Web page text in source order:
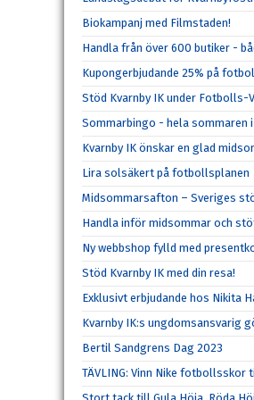
Biokampanj med Filmstaden!
Handla från över 600 butiker -
Kupongerbjudande 25% på
Stöd Kvarnby IK under Fotbolls-
Sommarbingo - hela sommaren i
Kvarnby IK önskar en glad
Lira solsäkert på fotbollsplanen
Midsommarsafton – Sveriges
Handla inför midsommar och
Ny webbshop fylld med
Stöd Kvarnby IK med din resa!
Exklusivt erbjudande hos Nikita
Kvarnby IK:s ungdomsansvarig
Bertil Sandgrens Dag 2023
TÄVLING: Vinn Nike fotbollsskor